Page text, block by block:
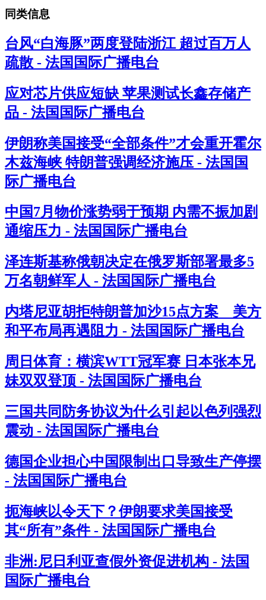
同类信息
台风“白海豚”两度登陆浙江 超过百万人
疏散 - 法国国际广播电台
应对芯片供应短缺 苹果测试长鑫存储产
品 - 法国国际广播电台
伊朗称美国接受“全部条件”才会重开霍尔
木兹海峡 特朗普强调经济施压 - 法国国
际广播电台
中国7月物价涨势弱于预期 内需不振加剧
通缩压力 - 法国国际广播电台
泽连斯基称俄朝决定在俄罗斯部署最多5
万名朝鲜军人 - 法国国际广播电台
内塔尼亚胡拒特朗普加沙15点方案 美方
和平布局再遇阻力 - 法国国际广播电台
周日体育：横滨WTT冠军赛 日本张本兄
妹双双登顶 - 法国国际广播电台
三国共同防务协议为什么引起以色列强烈
震动 - 法国国际广播电台
德国企业担心中国限制出口导致生产停摆
- 法国国际广播电台
扼海峡以令天下？伊朗要求美国接受
其“所有”条件 - 法国国际广播电台
非洲:尼日利亚查假外资促进机构 - 法国
国际广播电台